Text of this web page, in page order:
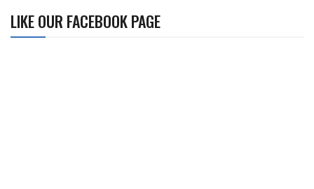
LIKE OUR FACEBOOK PAGE